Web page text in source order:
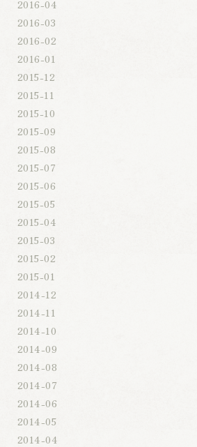
2016-04
2016-03
2016-02
2016-01
2015-12
2015-11
2015-10
2015-09
2015-08
2015-07
2015-06
2015-05
2015-04
2015-03
2015-02
2015-01
2014-12
2014-11
2014-10
2014-09
2014-08
2014-07
2014-06
2014-05
2014-04